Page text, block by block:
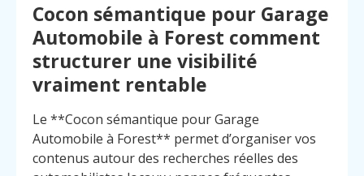
Contact
Appelez
Cocon sémantique pour Garage
Automobile à Forest comment
structurer une visibilité
vraiment rentable
Le **Cocon sémantique pour Garage
Automobile à Forest** permet d’organiser vos
contenus autour des recherches réelles des